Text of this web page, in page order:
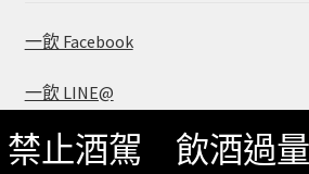
一飲 Facebook
一飲 LINE@
禁止酒駕 飲酒過